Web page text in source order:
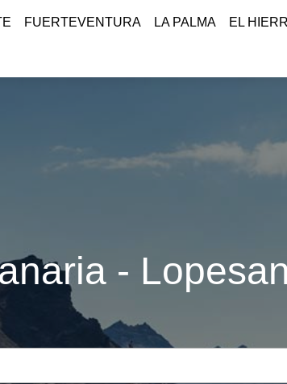
FUERTEVENTURA LA PALMA EL
-